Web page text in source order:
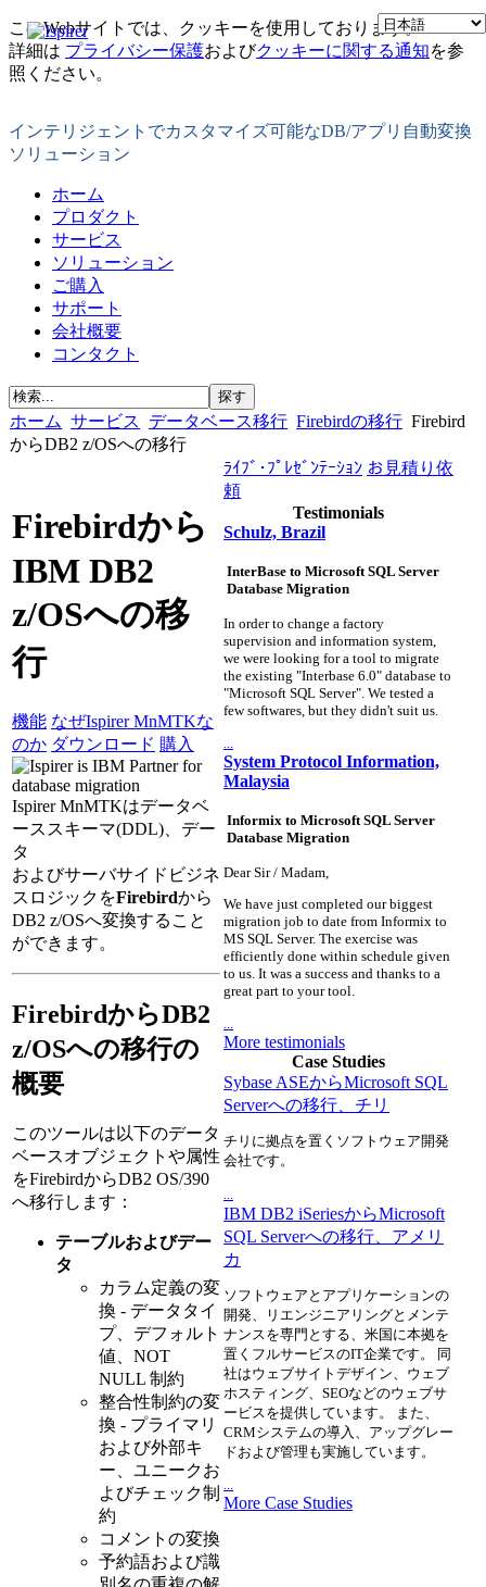
このWebサイトでは、クッキーを使用しております。
詳細は プライバシー保護およびクッキーに関する通知を参
照ください。
インテリジェントでカスタマイズ可能なDB/アプリ自動変換
ソリューション
ホーム
プロダクト
サービス
ソリューション
ご購入
サポート
会社概要
コンタクト
ホーム サービス データベース移行 Firebirdの移行 Firebird
からDB2 z/OSへの移行
Firebirdから
IBM DB2
z/OSへの移
行
機能 なぜIspirer MnMTKな
のか ダウンロード 購入
Ispirer MnMTKはデータベ
ーススキーマ(DDL)、デー
タ
およびサーバサイドビジネ
スロジックをFirebirdから
DB2 z/OSへ変換すること
ができます。
FirebirdからDB2
z/OSへの移行の
概要
このツールは以下のデータ
ベースオブジェクトや属性
をFirebirdからDB2 OS/390
へ移行します：
テーブルおよびデー
タ
カラム定義の変
換 - データタイ
プ、デフォルト
値、NOT
NULL 制約
整合性制約の変
換 - プライマリ
および外部キ
ー、ユニークお
よびチェック制
約
コメントの変換
予約語および識
ﾗｲﾌﾞ･ﾌﾟﾚｾﾞﾝﾃｰｼｮﾝ お見積り依
頼
Testimonials
Schulz, Brazil
InterBase to Microsoft SQL Server
Database Migration
In order to change a factory
supervision and information system,
we were looking for a tool to migrate
the existing "Interbase 6.0" database to
"Microsoft SQL Server". We tested a
few softwares, but they didn't suit us.
System Protocol Information,
Malaysia
Informix to Microsoft SQL Server
Database Migration
Dear Sir / Madam,
We have just completed our biggest
migration job to date from Informix to
MS SQL Server. The exercise was
efficiently done within schedule given
to us. It was a success and thanks to a
great part to your tool.
More testimonials
Case Studies
Sybase ASEからMicrosoft SQL
Serverへの移行、チリ
チリに拠点を置くソフトウェア開発
会社です。
IBM DB2 iSeriesからMicrosoft
SQL Serverへの移行、アメリ
カ
ソフトウェアとアプリケーションの
開発、リエンジニアリングとメンテ
ナンスを専門とする、米国に本拠を
置くフルサービスのIT企業です。 同
社はウェブサイトデザイン、ウェブ
ホスティング、SEOなどのウェブサ
ービスを提供しています。 また、
CRMシステムの導入、アップグレー
ドおよび管理も実施しています。
...
More Case Studies